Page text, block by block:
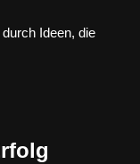
Ideen, die